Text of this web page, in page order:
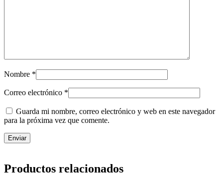
Nombre *
Correo electrónico *
Guarda mi nombre, correo electrónico y web en este navegador
para la próxima vez que comente.
Productos relacionados